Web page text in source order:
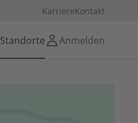
KarriereKontakt
Standorte Anmelden